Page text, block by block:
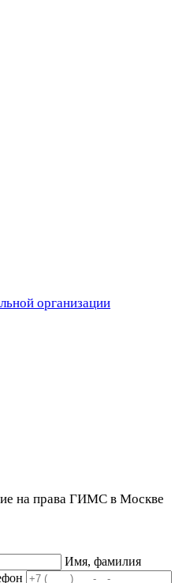
организации
на права ГИМС в Москве
Имя, фамилия